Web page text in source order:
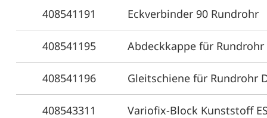
408541191 Eckverbinder 90 Rundrohr
408541195 Abdeckkappe für Rundrohr
408541196 Gleitschiene für Rundrohr
408543311 Variofix-Block Kunststoff